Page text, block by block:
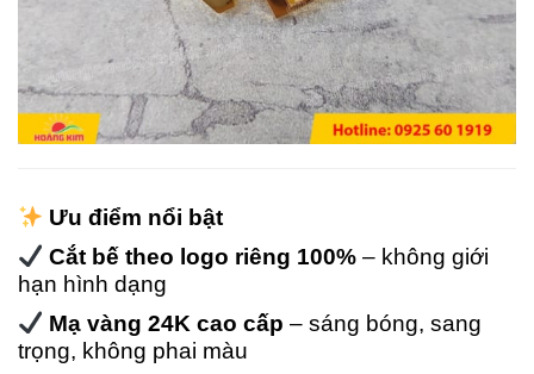
Ưu điểm nổi bật
Cắt bế theo logo riêng 100% – không giới
hạn hình dạng
Mạ vàng 24K cao cấp – sáng bóng, sang
trọng, không phai màu